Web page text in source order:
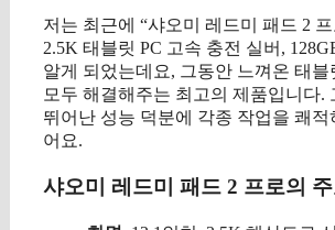
저는 최근에 “샤오미 레드미 패드 2 프
2.5K 태블릿 PC 고속 충전 실버,
알게 되었는데요, 그동안 느껴온 태블
모두 해결해주는 최고의 제품입니다.
뛰어난 성능 덕분에 각종 작업을 쾌적
어요.
샤오미 레드미 패드 2 프로의